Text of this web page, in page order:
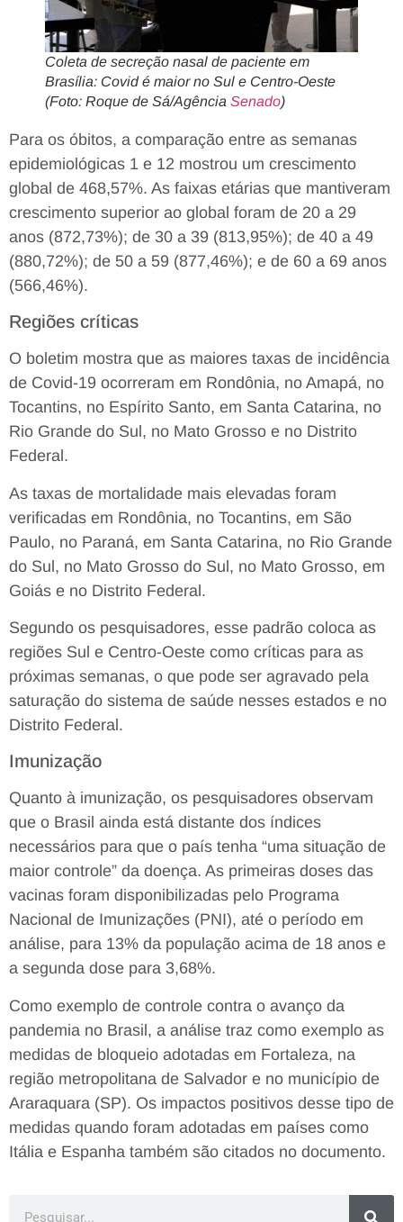
Coleta de secreção nasal de paciente em
Brasília: Covid é maior no Sul e Centro-Oeste
(Foto: Roque de Sá/Agência Senado)
Para os óbitos, a comparação entre as semanas
epidemiológicas 1 e 12 mostrou um crescimento
global de 468,57%. As faixas etárias que mantiveram
crescimento superior ao global foram de 20 a 29
anos (872,73%); de 30 a 39 (813,95%); de 40 a 49
(880,72%); de 50 a 59 (877,46%); e de 60 a 69 anos
(566,46%).
Regiões críticas
O boletim mostra que as maiores taxas de incidência
de Covid-19 ocorreram em Rondônia, no Amapá, no
Tocantins, no Espírito Santo, em Santa Catarina, no
Rio Grande do Sul, no Mato Grosso e no Distrito
Federal.
As taxas de mortalidade mais elevadas foram
verificadas em Rondônia, no Tocantins, em São
Paulo, no Paraná, em Santa Catarina, no Rio Grande
do Sul, no Mato Grosso do Sul, no Mato Grosso, em
Goiás e no Distrito Federal.
Segundo os pesquisadores, esse padrão coloca as
regiões Sul e Centro-Oeste como críticas para as
próximas semanas, o que pode ser agravado pela
saturação do sistema de saúde nesses estados e no
Distrito Federal.
Imunização
Quanto à imunização, os pesquisadores observam
que o Brasil ainda está distante dos índices
necessários para que o país tenha “uma situação de
maior controle” da doença. As primeiras doses das
vacinas foram disponibilizadas pelo Programa
Nacional de Imunizações (PNI), até o período em
análise, para 13% da população acima de 18 anos e
a segunda dose para 3,68%.
Como exemplo de controle contra o avanço da
pandemia no Brasil, a análise traz como exemplo as
medidas de bloqueio adotadas em Fortaleza, na
região metropolitana de Salvador e no município de
Araraquara (SP). Os impactos positivos desse tipo de
medidas quando foram adotadas em países como
Itália e Espanha também são citados no documento.